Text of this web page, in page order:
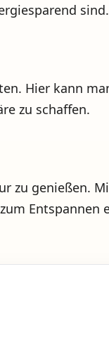
sind.
Hier kann
zu schaffen.
zu genießen.
Entspannen